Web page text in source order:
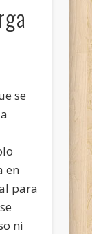
se
en
para
ni